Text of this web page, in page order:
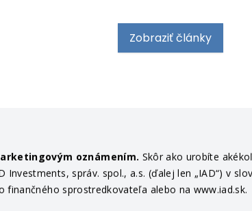
Zobraziť články
oznámením.Skôr ako urobíte
správ. spol., a.s. (ďalej len „IAD“) v